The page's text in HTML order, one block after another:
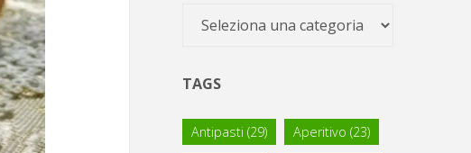
Categorie
TAGS
Antipasti (29) Aperitivo (23)